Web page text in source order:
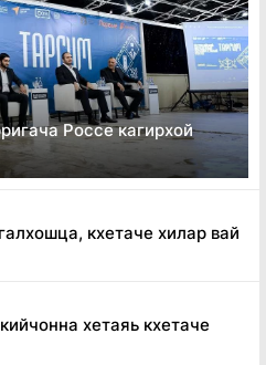
Россе кагирхой
кхетаче хилар вай
хетаяь кхетаче